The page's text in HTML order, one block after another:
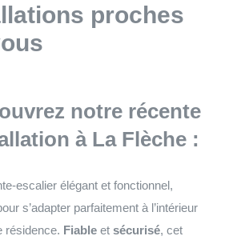
proches
notre récente
à La Flèche :
escalier élégant et fonctionnel,
s’adapter parfaitement à l’intérieur
résidence. Fiable etsécurisé, cet